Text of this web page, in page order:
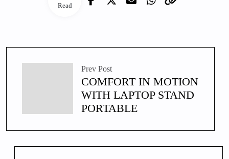
Read
Prev Post
COMFORT IN MOTION
WITH LAPTOP STAND
PORTABLE